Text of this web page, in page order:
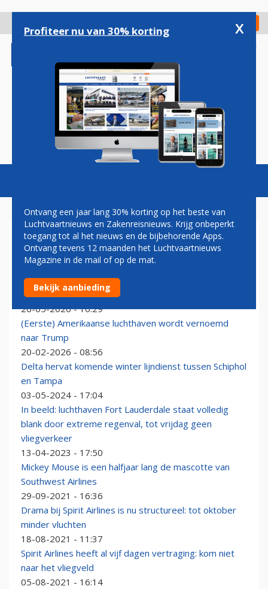
gaan
Check in
Magazine Podcasts Vacatures
FLORIDA
Rechtszaken tegen Spirit Airlines stapelen zich op: ook
luchthavens eisen geld
26-05-2026 - 10:29
(Eerste) Amerikaanse luchthaven wordt vernoemd
naar Trump
20-02-2026 - 08:56
Delta hervat komende winter lijndienst tussen Schiphol
en Tampa
03-05-2024 - 17:04
In beeld: luchthaven Fort Lauderdale staat volledig
blank door extreme regenval, tot vrijdag geen
vliegverkeer
13-04-2023 - 17:50
Mickey Mouse is een halfjaar lang de mascotte van
Southwest Airlines
29-09-2021 - 16:36
Drama bij Spirit Airlines is nu structureel: tot oktober
minder vluchten
18-08-2021 - 11:37
Spirit Airlines heeft al vijf dagen vertraging: kom niet
naar het vliegveld
05-08-2021 - 16:14
Profiteer nu van 30% korting x
Ontvang een jaar lang 30% korting op het beste van
Luchtvaartnieuws en Zakenreisnieuws. Krijg onbeperkt
toegang tot al het nieuws en de bijbehorende Apps.
Ontvang tevens 12 maanden het Luchtvaartnieuws
Magazine in de mail of op de mat.
Bekijk aanbieding